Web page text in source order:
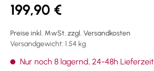
199,90 €
Preise inkl. MwSt. zzgl. Versandkosten
Versandgewicht: 1.54 kg
Nur noch 8 lagernd, 24-48h Lieferzeit